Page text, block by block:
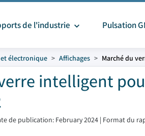
de l'industrie Pulsation
électronique Affichages Marché du
intelligent
de publication: February 2024 | Format du